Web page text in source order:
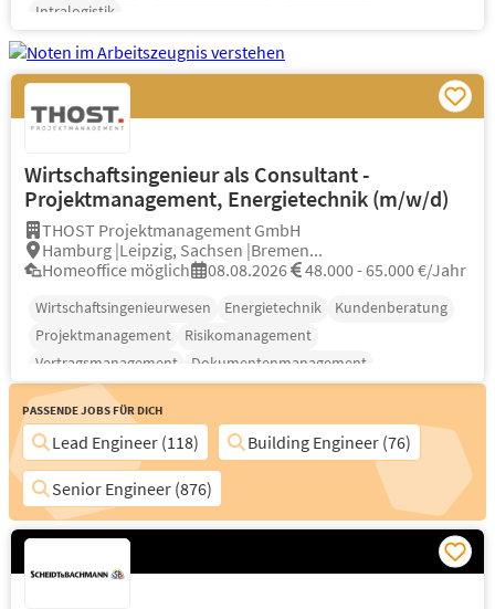
Intralogistik
Wirtschaftsingenieur als Consultant -
Projektmanagement, Energietechnik (m/w/d)
THOST Projektmanagement GmbH
Hamburg |Leipzig, Sachsen |Bremen...
Homeoffice möglich
08.08.2026 48.000 - 65.000 €/Jahr
Wirtschaftsingenieurwesen Energietechnik
Kundenberatung
Projektmanagement
Risikomanagement
Vertragsmanagement
Dokumentenmanagement
Passende Jobs für Dich
Lead Engineer (118)
Building Engineer (76)
Senior Engineer (876)